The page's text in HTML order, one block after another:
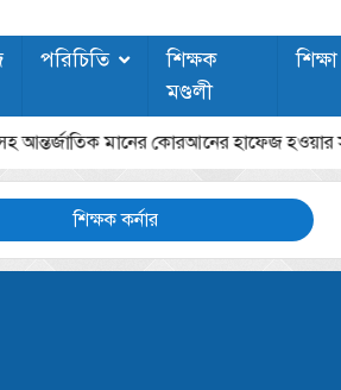
পরিচিতি
শিক্ষক
মণ্ডলী
মানের কোরআনের হাফেজ হওয়ার
শিক্ষক কর্নার